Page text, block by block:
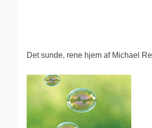
Det sunde, rene hjem af Michael